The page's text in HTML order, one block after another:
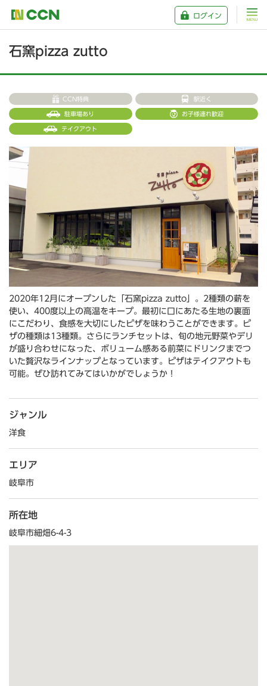
ログイン
石窯pizza zutto
CCN特典 駅近く
駐車場あり お子様連れ歓迎
テイクアウト
2020年12月にオープンした「石窯pizza zutto」。2種類の薪を
使い、400度以上の高温をキープ。最初に口にあたる生地の裏面
にこだわり、食感を大切にしたピザを味わうことができます。ピ
ザの種類は13種類。さらにランチセットは、旬の地元野菜やデリ
が盛り合わせになった、ボリューム感ある前菜にドリンクまでつ
いた贅沢なラインナップとなっています。ピザはテイクアウトも
可能。ぜひ訪れてみてはいかがでしょうか！
ジャンル
洋食
エリア
岐阜市
所在地
岐阜市細畑6-4-3